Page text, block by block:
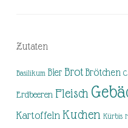
Zutaten
Basilikum Bier Brot Brötchen
Erdbeeren Fleisch
Kartoffeln Kuchen Kürbis